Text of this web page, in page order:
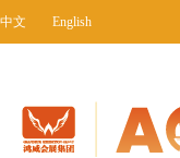
中文 English